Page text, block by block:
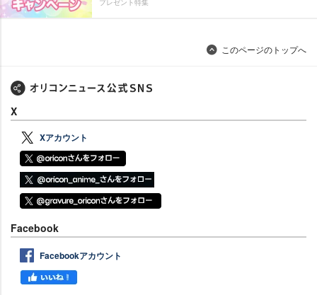
プレゼント特集
このページのトップへ
X
Xアカウント
Facebook
Facebookアカウント